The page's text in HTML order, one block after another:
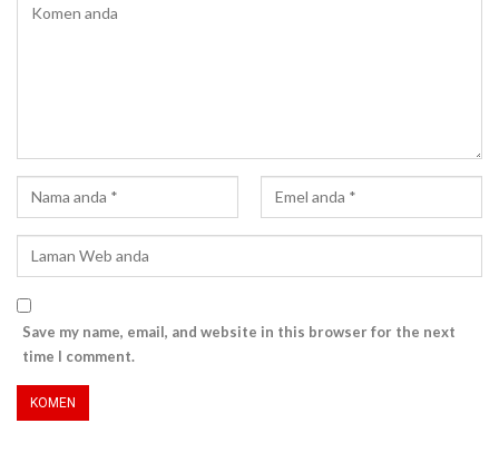
Save my name, email, and website in this browser for the next
time I comment.